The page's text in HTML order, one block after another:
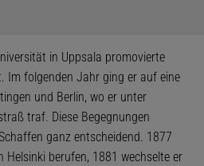
in Uppsala promovierte
Im folgenden Jahr ging er auf eine
und Berlin, wo er unter
traf. Diese Begegnungen
ganz entscheidend. 1877
Helsinki berufen, 1881 wechselte er